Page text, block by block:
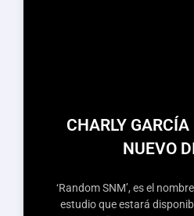
CHARLY
NUEVO
‘Random SNM’, es el
estudio que estará